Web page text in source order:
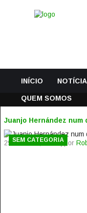
INÍCIO
QUEM SOMOS
Juanjo Hernández num
29 Outubro, 2014 | por
SEM CATEGORIA